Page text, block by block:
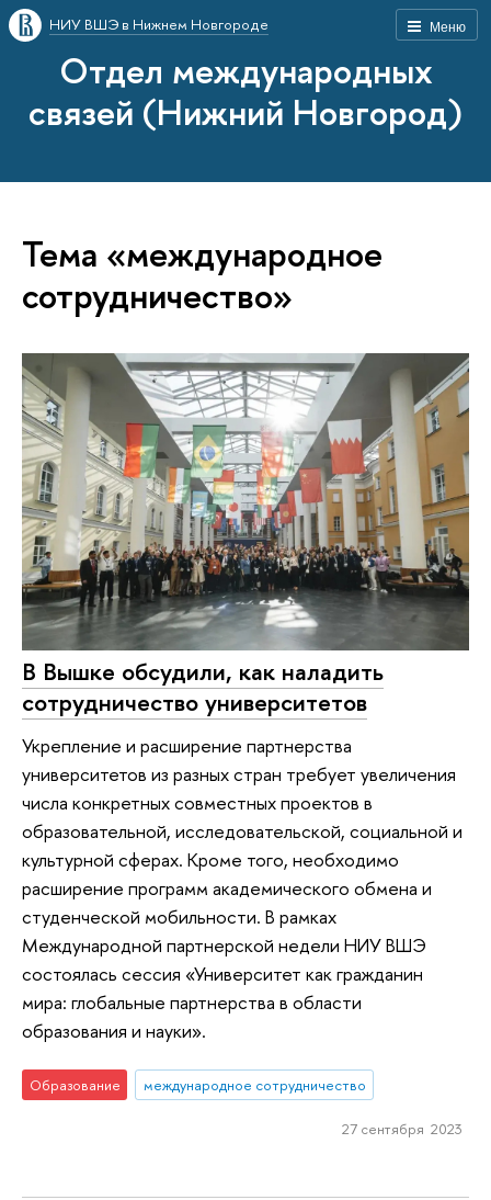
Меню
НИУ ВШЭ в Нижнем Новгороде
Отдел международных
связей (Нижний Новгород)
Тема «международное
сотрудничество»
В Вышке обсудили, как наладить
сотрудничество университетов
Укрепление и расширение партнерства
университетов из разных стран требует увеличения
числа конкретных совместных проектов в
образовательной, исследовательской, социальной и
культурной сферах. Кроме того, необходимо
расширение программ академического обмена и
студенческой мобильности. В рамках
Международной партнерской недели НИУ ВШЭ
состоялась сессия «Университет как гражданин
мира: глобальные партнерства в области
образования и науки».
Образование международное сотрудничество
27 сентября 2023